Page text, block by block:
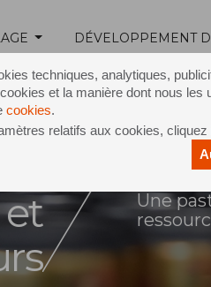
techniques, analytiques,
et la manière dont nous les
cookies.
relatifs aux cookies, cliquez
DÉVELOPPEMENT
Une